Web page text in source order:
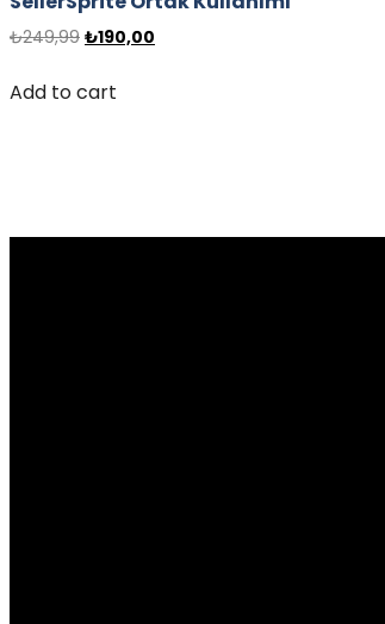
₺249,99 ₺190,00
Add to cart